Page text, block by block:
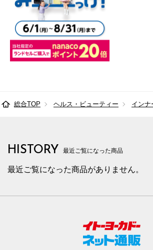
総合TOP ヘルス・ビューティー インナ
HISTORY 最近ご覧になった商品
最近ご覧になった商品がありません。